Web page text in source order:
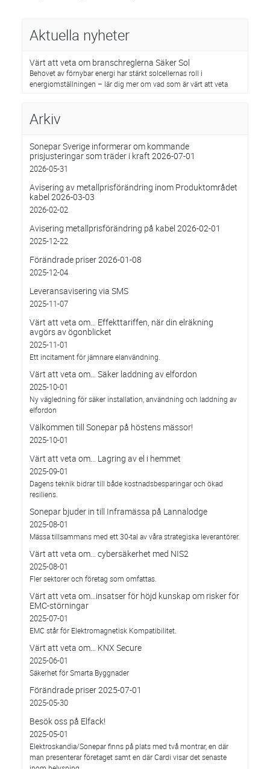
Aktuella nyheter
Värt att veta om branschreglerna Säker Sol
Behovet av förnybar energi har stärkt solcellernas roll i
energiomställningen – lär dig mer om vad som är värt att veta
Arkiv
Sonepar Sverige informerar om kommande
prisjusteringar som träder i kraft 2026-07-01
2026-05-31
Avisering av metallprisförändring inom Produktområdet
kabel 2026-03-03
2026-02-02
Avisering metallprisförändring på kabel 2026-02-01
2025-12-22
Förändrade priser 2026-01-08
2025-12-04
Leveransavisering via SMS
2025-11-07
Värt att veta om… Effekttariffen, när din elräkning
avgörs av ögonblicket
2025-11-01
Ett incitament för jämnare elanvändning.
Värt att veta om… Säker laddning av elfordon
2025-10-01
Ny vägledning för säker installation, användning och laddning av
elfordon
Välkommen till Sonepar på höstens mässor!
2025-10-01
Värt att veta om... Lagring av el i hemmet
2025-09-01
Dagens teknik bidrar till både kostnadsbesparingar och ökad
resiliens.
Sonepar bjuder in till Inframässa på Lannalodge
2025-08-01
Mässa tillsammans med ett 30-tal av våra strategiska leverantörer.
Värt att veta om... cybersäkerhet med NIS2
2025-08-01
Fler sektorer och företag som omfattas.
Värt att veta om…insatser för höjd kunskap om risker för
EMC-störningar
2025-07-01
EMC står för Elektromagnetisk Kompatibilitet.
Värt att veta om… KNX Secure
2025-06-01
Säkerhet för Smarta Byggnader
Förändrade priser 2025-07-01
2025-05-30
Besök oss på Elfack!
2025-05-01
Elektroskandia/Sonepar finns på plats med två montrar, en där
man presenterar företaget samt en där Cardi visar det senaste